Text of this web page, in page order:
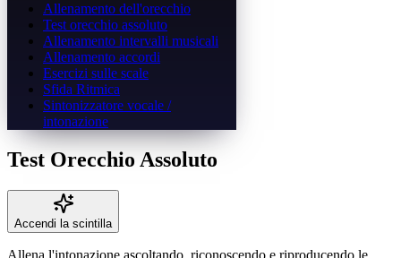
Allenamento dell'orecchio
Test orecchio assoluto
Allenamento intervalli musicali
Allenamento accordi
Esercizi sulle scale
Sfida Ritmica
Sintonizzatore vocale /
intonazione
Test Orecchio Assoluto
Accendi la scintilla
Allena l'intonazione ascoltando, riconoscendo e riproducendo le